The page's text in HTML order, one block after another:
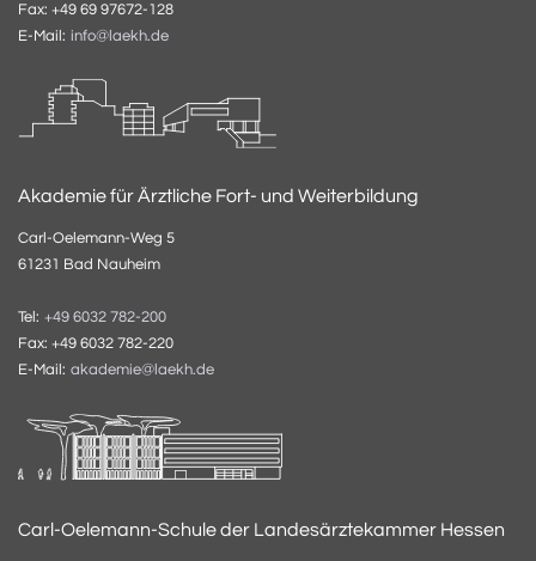
Fax: +49 69 97672-128
E-Mail: info@laekh.de
Akademie für Ärztliche Fort- und Weiterbildung
Carl-Oelemann-Weg 5
61231 Bad Nauheim
Tel: +49 6032 782-200
Fax: +49 6032 782-220
E-Mail: akademie@laekh.de
Carl-Oelemann-Schule der Landesärztekammer Hessen